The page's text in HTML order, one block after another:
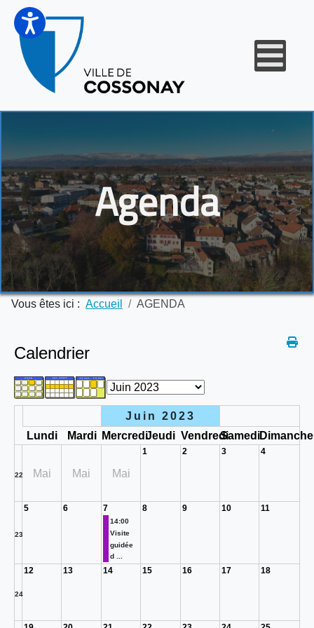
Agenda
Vous êtes ici : Accueil AGENDA
Calendrier
Juin 2023
Lundi
Mardi MercrediJeudi VendrediSamediDimanche
22 Mai Mai Mai
1 2 3 4
23
5 6 7
14:00
Visite
guidée
d ...
8 9 10 11
24
12 13 14 15 16 17 18